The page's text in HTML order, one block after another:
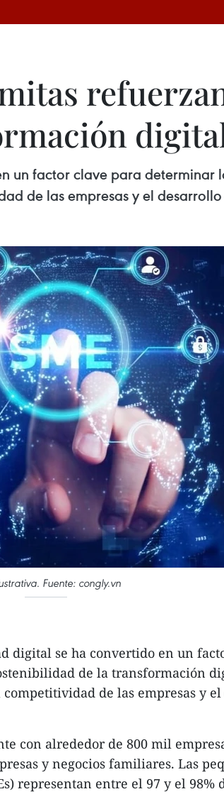
un factor clave para
de las empresas y el
Fuente: congly.vn
digital se ha convertido en un
de la transformación
de las empresas y
con alrededor de 800 mil
y negocios familiares. Las
representan entre el 97 y el 98%